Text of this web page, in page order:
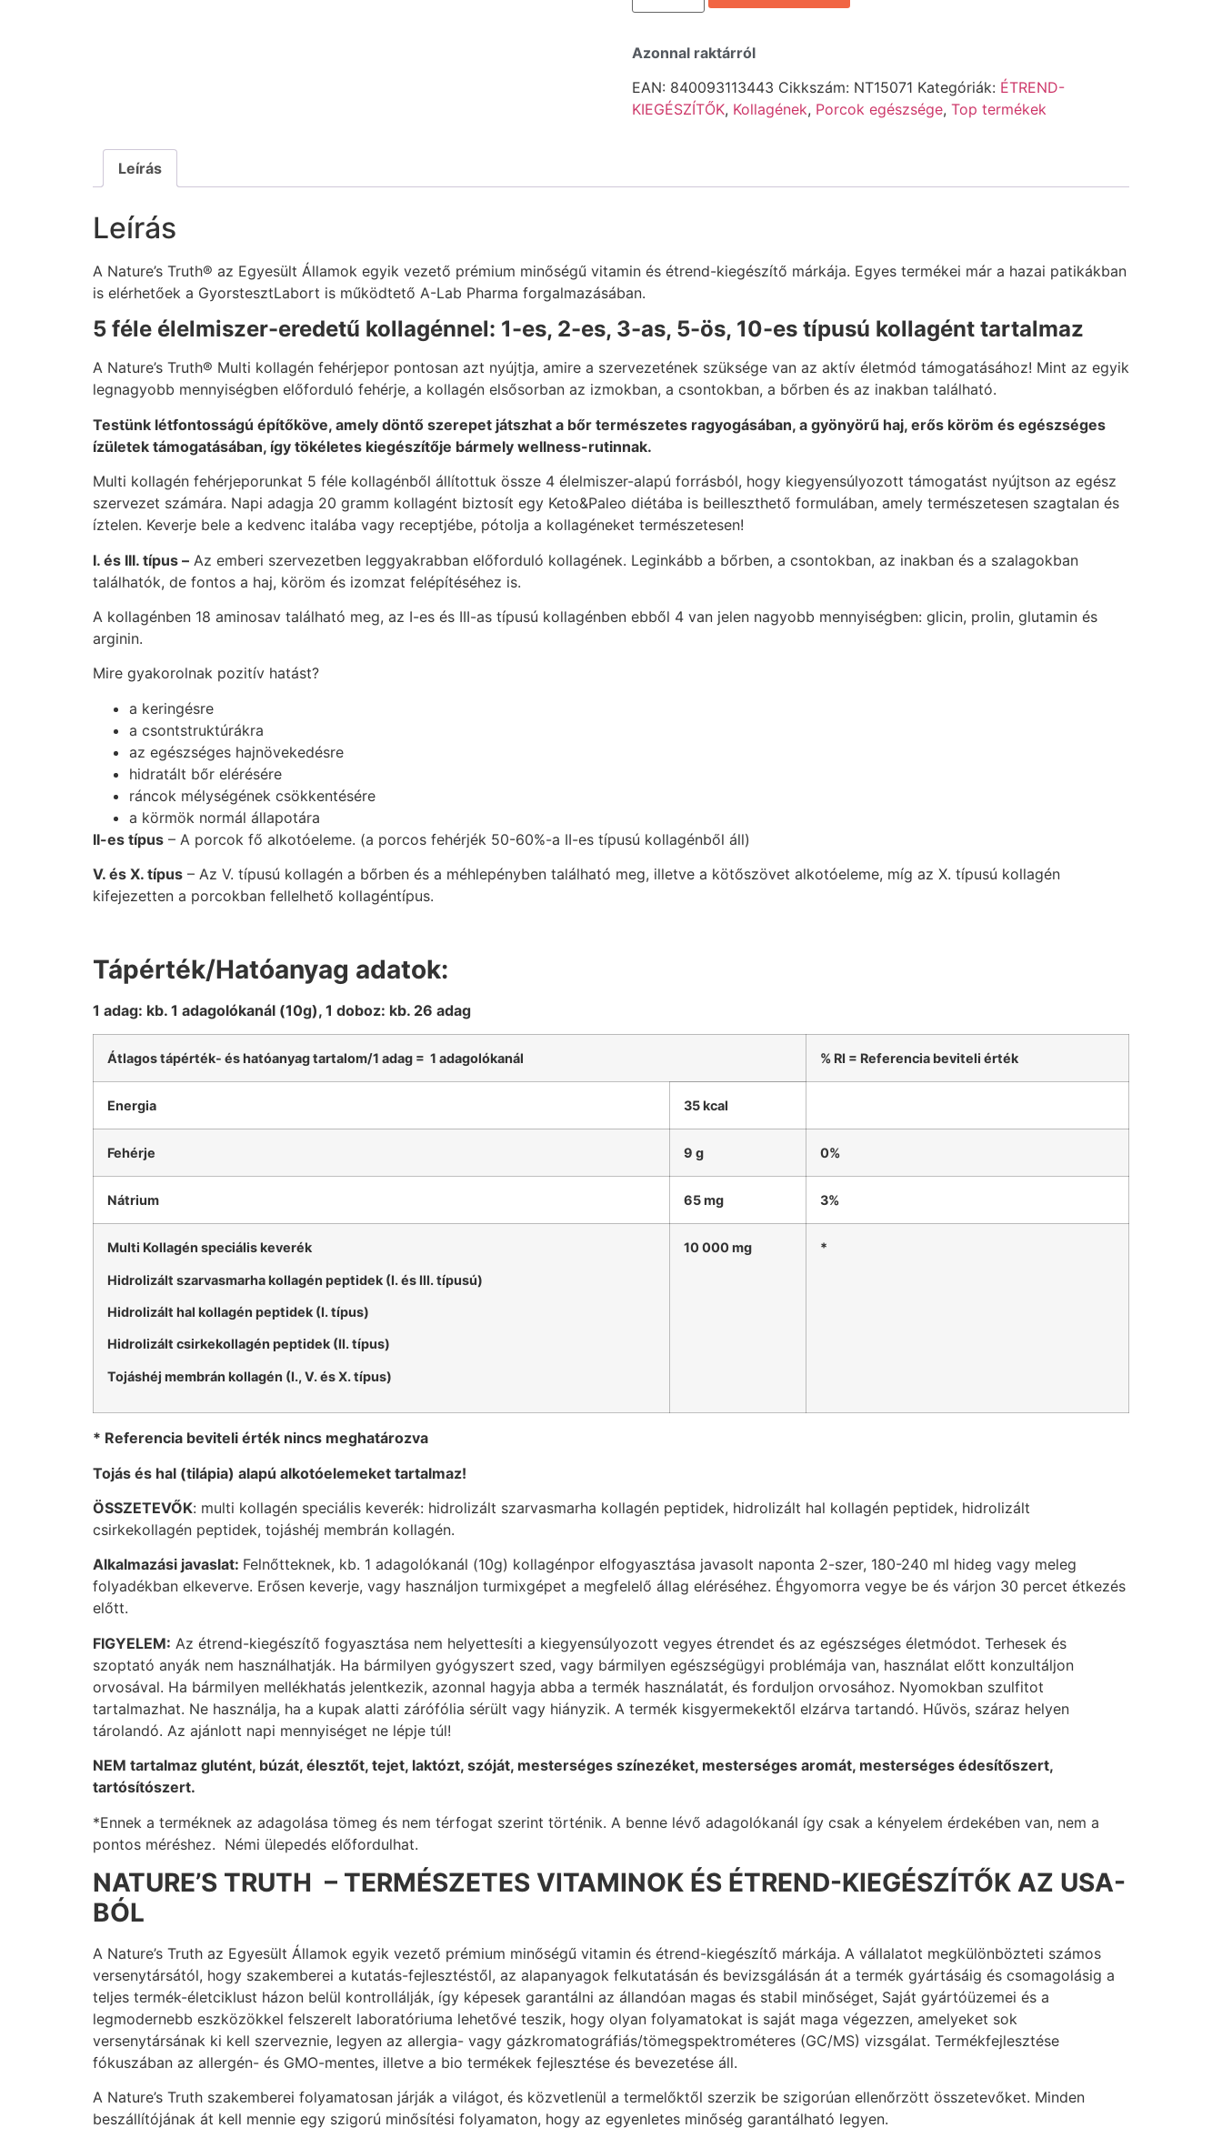
Azonnal raktárról
EAN: 840093113443 Cikkszám: NT15071 Kategóriák: ÉTREND-
KIEGÉSZÍTŐK, Kollagének, Porcok egészsége, Top termékek
Leírás
Leírás
A Nature’s Truth® az Egyesült Államok egyik vezető prémium minőségű vitamin és étrend-kiegészítő márkája. Egyes termékei már a hazai patikákban
is elérhetőek a GyorstesztLabort is működtető A-Lab Pharma forgalmazásában.
5 féle élelmiszer-eredetű kollagénnel: 1-es, 2-es, 3-as, 5-ös, 10-es típusú kollagént tartalmaz
A Nature’s Truth® Multi kollagén fehérjepor pontosan azt nyújtja, amire a szervezetének szüksége van az aktív életmód támogatásához! Mint az egyik
legnagyobb mennyiségben előforduló fehérje, a kollagén elsősorban az izmokban, a csontokban, a bőrben és az inakban található.
Testünk létfontosságú építőköve, amely döntő szerepet játszhat a bőr természetes ragyogásában, a gyönyörű haj, erős köröm és egészséges
ízületek támogatásában, így tökéletes kiegészítője bármely wellness-rutinnak.
Multi kollagén fehérjeporunkat 5 féle kollagénből állítottuk össze 4 élelmiszer-alapú forrásból, hogy kiegyensúlyozott támogatást nyújtson az egész
szervezet számára. Napi adagja 20 gramm kollagént biztosít egy Keto&Paleo diétába is beilleszthető formulában, amely természetesen szagtalan és
íztelen. Keverje bele a kedvenc italába vagy receptjébe, pótolja a kollagéneket természetesen!
I. és III. típus – Az emberi szervezetben leggyakrabban előforduló kollagének. Leginkább a bőrben, a csontokban, az inakban és a szalagokban
találhatók, de fontos a haj, köröm és izomzat felépítéséhez is.
A kollagénben 18 aminosav található meg, az I-es és III-as típusú kollagénben ebből 4 van jelen nagyobb mennyiségben: glicin, prolin, glutamin és
arginin.
Mire gyakorolnak pozitív hatást?
a keringésre
a csontstruktúrákra
az egészséges hajnövekedésre
hidratált bőr elérésére
ráncok mélységének csökkentésére
a körmök normál állapotára
II-es típus – A porcok fő alkotóeleme. (a porcos fehérjék 50-60%-a II-es típusú kollagénből áll)
V. és X. típus – Az V. típusú kollagén a bőrben és a méhlepényben található meg, illetve a kötőszövet alkotóeleme, míg az X. típusú kollagén
kifejezetten a porcokban fellelhető kollagéntípus.
Tápérték/Hatóanyag adatok:
1 adag: kb. 1 adagolókanál (10g), 1 doboz: kb. 26 adag
Átlagos tápérték- és hatóanyag tartalom/1 adag = 1 adagolókanál % RI = Referencia beviteli érték
Energia 35 kcal
Fehérje 9 g 0%
Nátrium 65 mg 3%
Multi Kollagén speciális keverék
Hidrolizált szarvasmarha kollagén peptidek (I. és III. típusú)
Hidrolizált hal kollagén peptidek (I. típus)
Hidrolizált csirkekollagén peptidek (II. típus)
Tojáshéj membrán kollagén (I., V. és X. típus)
10 000 mg *
* Referencia beviteli érték nincs meghatározva
Tojás és hal (tilápia) alapú alkotóelemeket tartalmaz!
ÖSSZETEVŐK: multi kollagén speciális keverék: hidrolizált szarvasmarha kollagén peptidek, hidrolizált hal kollagén peptidek, hidrolizált
csirkekollagén peptidek, tojáshéj membrán kollagén.
Alkalmazási javaslat: Felnőtteknek, kb. 1 adagolókanál (10g) kollagénpor elfogyasztása javasolt naponta 2-szer, 180-240 ml hideg vagy meleg
folyadékban elkeverve. Erősen keverje, vagy használjon turmixgépet a megfelelő állag eléréséhez. Éhgyomorra vegye be és várjon 30 percet étkezés
előtt.
FIGYELEM: Az étrend-kiegészítő fogyasztása nem helyettesíti a kiegyensúlyozott vegyes étrendet és az egészséges életmódot. Terhesek és
szoptató anyák nem használhatják. Ha bármilyen gyógyszert szed, vagy bármilyen egészségügyi problémája van, használat előtt konzultáljon
orvosával. Ha bármilyen mellékhatás jelentkezik, azonnal hagyja abba a termék használatát, és forduljon orvosához. Nyomokban szulfitot
tartalmazhat. Ne használja, ha a kupak alatti zárófólia sérült vagy hiányzik. A termék kisgyermekektől elzárva tartandó. Hűvös, száraz helyen
tárolandó. Az ajánlott napi mennyiséget ne lépje túl!
NEM tartalmaz glutént, búzát, élesztőt, tejet, laktózt, szóját, mesterséges színezéket, mesterséges aromát, mesterséges édesítőszert,
tartósítószert.
*Ennek a terméknek az adagolása tömeg és nem térfogat szerint történik. A benne lévő adagolókanál így csak a kényelem érdekében van, nem a
pontos méréshez. Némi ülepedés előfordulhat.
NATURE’S TRUTH – TERMÉSZETES VITAMINOK ÉS ÉTREND-KIEGÉSZÍTŐK AZ USA-
BÓL
A Nature’s Truth az Egyesült Államok egyik vezető prémium minőségű vitamin és étrend-kiegészítő márkája. A vállalatot megkülönbözteti számos
versenytársától, hogy szakemberei a kutatás-fejlesztéstől, az alapanyagok felkutatásán és bevizsgálásán át a termék gyártásáig és csomagolásig a
teljes termék-életciklust házon belül kontrollálják, így képesek garantálni az állandóan magas és stabil minőséget, Saját gyártóüzemei és a
legmodernebb eszközökkel felszerelt laboratóriuma lehetővé teszik, hogy olyan folyamatokat is saját maga végezzen, amelyeket sok
versenytársának ki kell szerveznie, legyen az allergia- vagy gázkromatográfiás/tömegspektrométeres (GC/MS) vizsgálat. Termékfejlesztése
fókuszában az allergén- és GMO-mentes, illetve a bio termékek fejlesztése és bevezetése áll.
A Nature’s Truth szakemberei folyamatosan járják a világot, és közvetlenül a termelőktől szerzik be szigorúan ellenőrzött összetevőket. Minden
beszállítójának át kell mennie egy szigorú minősítési folyamaton, hogy az egyenletes minőség garantálható legyen.